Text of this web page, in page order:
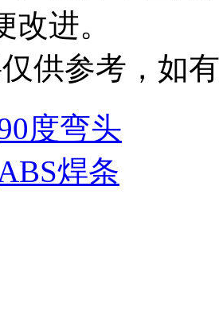
进。
供参考，如
度弯头
焊条